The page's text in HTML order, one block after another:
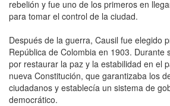
rebelión y fue uno de los primeros en
para tomar el control de la ciudad.
Después de la guerra, Causil fue elegido
República de Colombia en 1903. Durante
por restaurar la paz y la estabilidad en el
nueva Constitución, que garantizaba los
ciudadanos y establecía un sistema de
democrático.